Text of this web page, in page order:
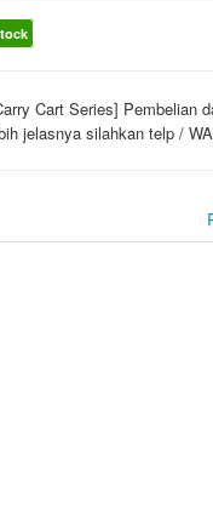
Cart Series] Pembelian
jelasnya silahkan telp /